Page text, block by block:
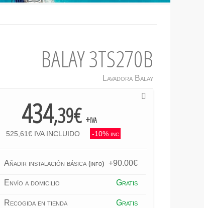
BALAY 3TS270B
Lavadora Balay
434,39€ +iva
525,61€ IVA INCLUIDO -10% inc
Añadir instalación básica(info) +90.00€
Envío a domicilio Gratis
Recogida en tienda Gratis